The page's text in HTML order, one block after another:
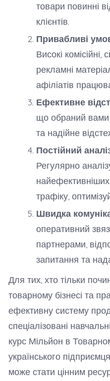
товари повинні
клієнтів.
Привабливі
Високі комісійні,
рекламні
афіліатів
Ефективне
що обраний вами
та надійне
Постійний
Регулярно
трафіку,
Швидка
оперативний
партнерами,
запитання та
Для тих, хто тільки
товарному бізнесі та
ефективну систему
спеціалізовані
курс Мільйон в
українського
може стати цінним